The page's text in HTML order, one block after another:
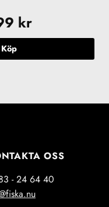
kr
Köp
OSS
- 24 64 40